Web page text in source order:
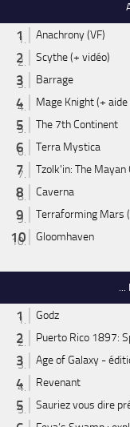
Anachrony (VF)
Scythe (+ vidéo)
Barrage
Mage Knight (+ aide
The 7th Continent
Terra Mystica
Tzolk'in: The Mayan
Caverna
Terraforming Mars
Gloomhaven
...
Godz
Puerto Rico 1897:
Age of Galaxy -
Revenant
Sauriez vous dire